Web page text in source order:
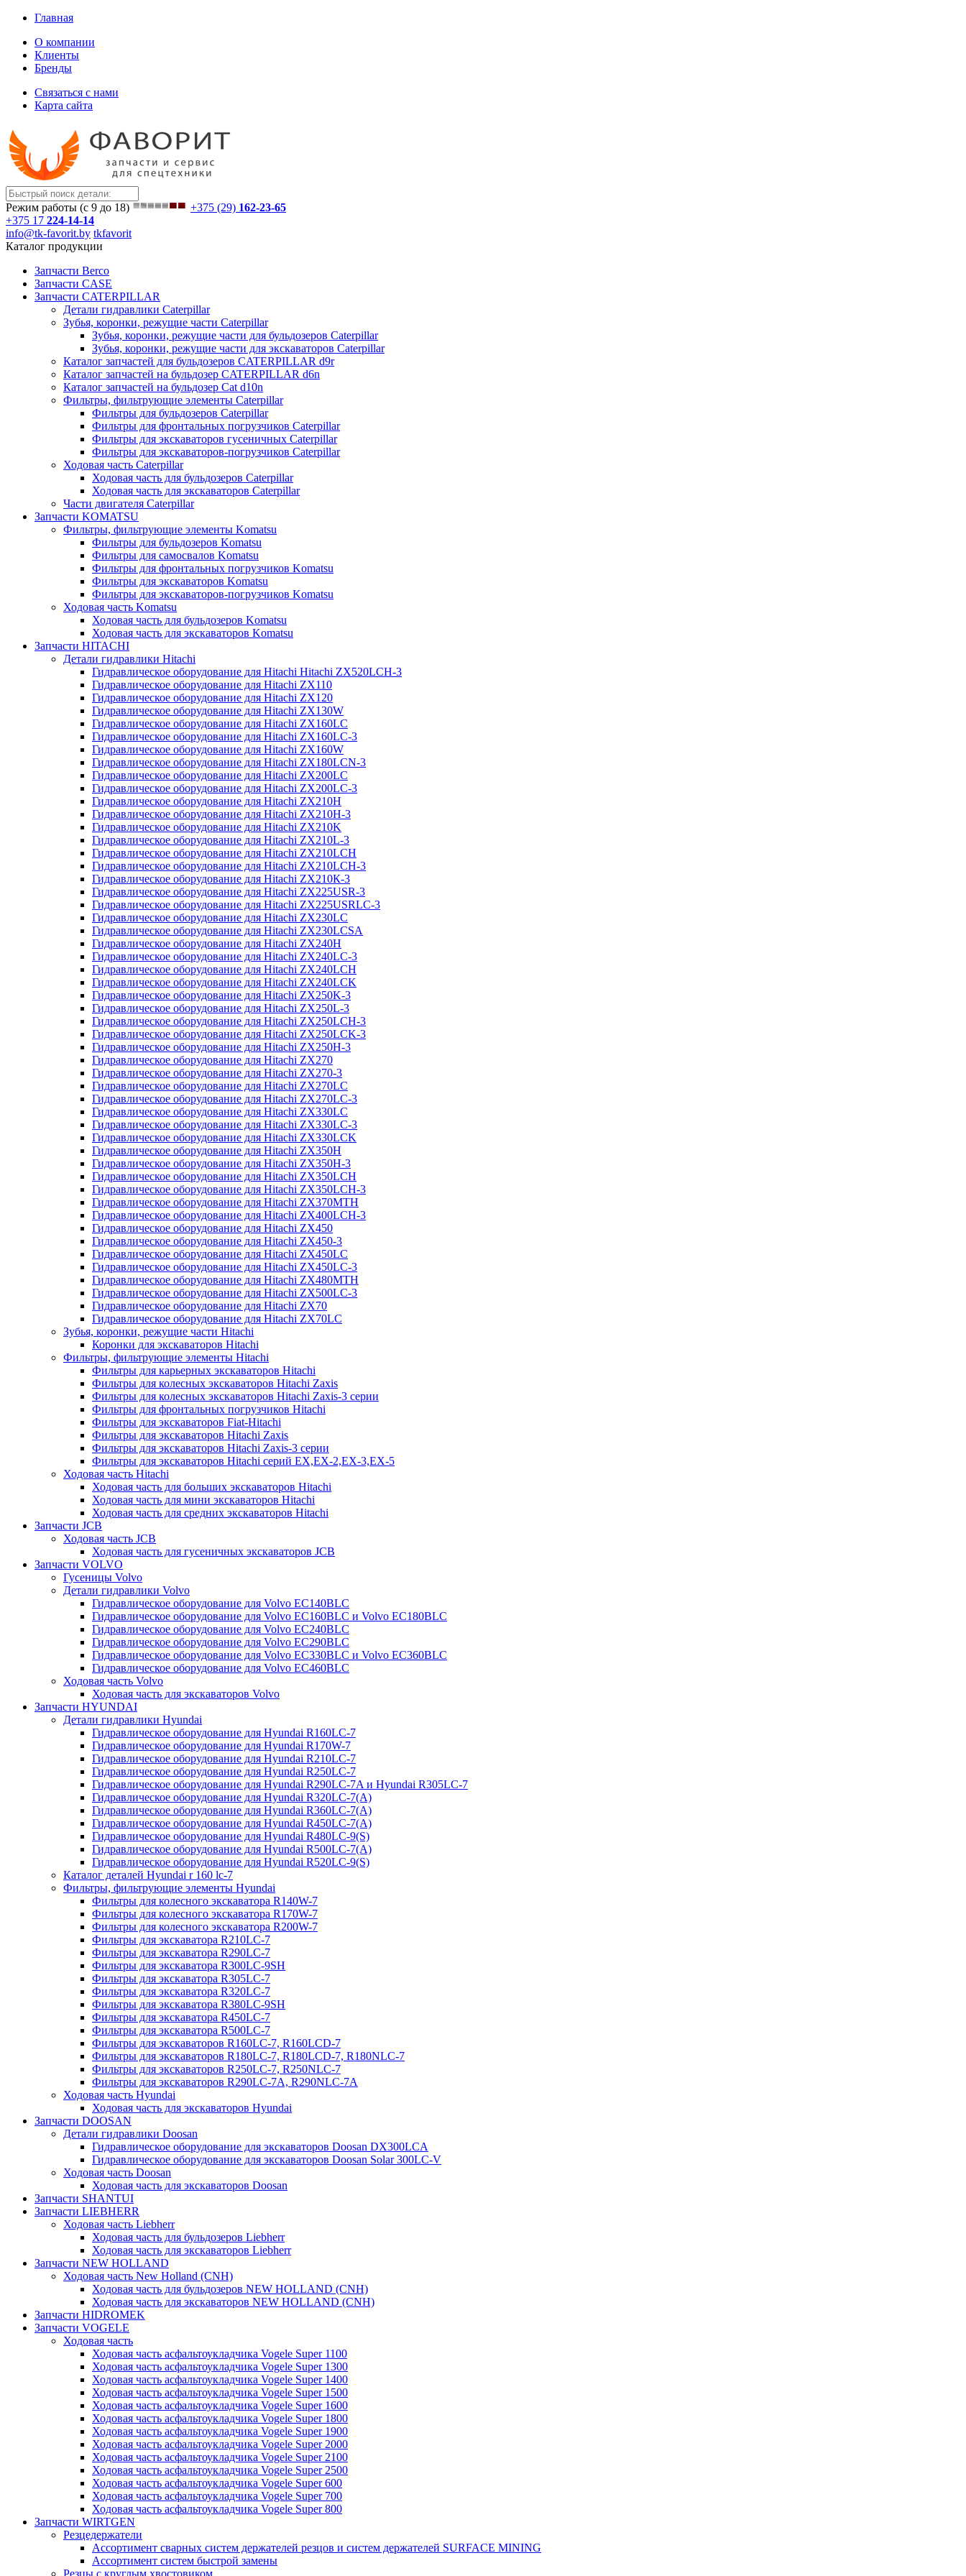
Главная
О компании
Клиенты
Бренды
Связаться с нами
Карта сайта
Режим работы (с 9 до 18) +375 (29) 162-23-65
+375 17 224-14-14
info@tk-favorit.by tkfavorit
Каталог продукции
Запчасти Berco
Запчасти CASE
Запчасти CATERPILLAR
Детали гидравлики Caterpillar
Зубья, коронки, режущие части Caterpillar
Зубья, коронки, режущие части для бульдозеров Caterpillar
Зубья, коронки, режущие части для экскаваторов Caterpillar
Каталог запчастей для бульдозеров CATERPILLAR d9r
Каталог запчастей на бульдозер CATERPILLAR d6n
Каталог запчастей на бульдозер Сat d10n
Фильтры, фильтрующие элементы Caterpillar
Фильтры для бульдозеров Caterpillar
Фильтры для фронтальных погрузчиков Caterpillar
Фильтры для экскаваторов гусеничных Caterpillar
Фильтры для экскаваторов-погрузчиков Caterpillar
Ходовая часть Caterpillar
Ходовая часть для бульдозеров Caterpillar
Ходовая часть для экскаваторов Caterpillar
Части двигателя Caterpillar
Запчасти KOMATSU
Фильтры, фильтрующие элементы Komatsu
Фильтры для бульдозеров Komatsu
Фильтры для самосвалов Komatsu
Фильтры для фронтальных погрузчиков Komatsu
Фильтры для экскаваторов Komatsu
Фильтры для экскаваторов-погрузчиков Komatsu
Ходовая часть Komatsu
Ходовая часть для бульдозеров Komatsu
Ходовая часть для экскаваторов Komatsu
Запчасти HITACHI
Детали гидравлики Hitachi
Гидравлическое оборудование для Hitachi Hitachi ZX520LCH-3
Гидравлическое оборудование для Hitachi ZX110
Гидравлическое оборудование для Hitachi ZX120
Гидравлическое оборудование для Hitachi ZX130W
Гидравлическое оборудование для Hitachi ZX160LC
Гидравлическое оборудование для Hitachi ZX160LC-3
Гидравлическое оборудование для Hitachi ZX160W
Гидравлическое оборудование для Hitachi ZX180LCN-3
Гидравлическое оборудование для Hitachi ZX200LC
Гидравлическое оборудование для Hitachi ZX200LC-3
Гидравлическое оборудование для Hitachi ZX210H
Гидравлическое оборудование для Hitachi ZX210H-3
Гидравлическое оборудование для Hitachi ZX210K
Гидравлическое оборудование для Hitachi ZX210L-3
Гидравлическое оборудование для Hitachi ZX210LCH
Гидравлическое оборудование для Hitachi ZX210LCH-3
Гидравлическое оборудование для Hitachi ZX210К-3
Гидравлическое оборудование для Hitachi ZX225USR-3
Гидравлическое оборудование для Hitachi ZX225USRLC-3
Гидравлическое оборудование для Hitachi ZX230LC
Гидравлическое оборудование для Hitachi ZX230LCSA
Гидравлическое оборудование для Hitachi ZX240H
Гидравлическое оборудование для Hitachi ZX240LC-3
Гидравлическое оборудование для Hitachi ZX240LCH
Гидравлическое оборудование для Hitachi ZX240LCK
Гидравлическое оборудование для Hitachi ZX250K-3
Гидравлическое оборудование для Hitachi ZX250L-3
Гидравлическое оборудование для Hitachi ZX250LCH-3
Гидравлическое оборудование для Hitachi ZX250LCK-3
Гидравлическое оборудование для Hitachi ZX250Н-3
Гидравлическое оборудование для Hitachi ZX270
Гидравлическое оборудование для Hitachi ZX270-3
Гидравлическое оборудование для Hitachi ZX270LC
Гидравлическое оборудование для Hitachi ZX270LC-3
Гидравлическое оборудование для Hitachi ZX330LC
Гидравлическое оборудование для Hitachi ZX330LC-3
Гидравлическое оборудование для Hitachi ZX330LCK
Гидравлическое оборудование для Hitachi ZX350H
Гидравлическое оборудование для Hitachi ZX350H-3
Гидравлическое оборудование для Hitachi ZX350LCH
Гидравлическое оборудование для Hitachi ZX350LCH-3
Гидравлическое оборудование для Hitachi ZX370MTH
Гидравлическое оборудование для Hitachi ZX400LCH-3
Гидравлическое оборудование для Hitachi ZX450
Гидравлическое оборудование для Hitachi ZX450-3
Гидравлическое оборудование для Hitachi ZX450LC
Гидравлическое оборудование для Hitachi ZX450LC-3
Гидравлическое оборудование для Hitachi ZX480MTH
Гидравлическое оборудование для Hitachi ZX500LC-3
Гидравлическое оборудование для Hitachi ZX70
Гидравлическое оборудование для Hitachi ZX70LC
Зубья, коронки, режущие части Hitachi
Коронки для экскаваторов Hitachi
Фильтры, фильтрующие элементы Hitachi
Фильтры для карьерных экскаваторов Hitachi
Фильтры для колесных экскаваторов Hitachi Zaxis
Фильтры для колесных экскаваторов Hitachi Zaxis-3 серии
Фильтры для фронтальных погрузчиков Hitachi
Фильтры для экскаваторов Fiat-Hitachi
Фильтры для экскаваторов Hitachi Zaxis
Фильтры для экскаваторов Hitachi Zaxis-3 серии
Фильтры для экскаваторов Hitachi серий EX,EX-2,EX-3,EX-5
Ходовая часть Hitachi
Ходовая часть для больших экскаваторов Hitachi
Ходовая часть для мини экскаваторов Hitachi
Ходовая часть для средних экскаваторов Hitachi
Запчасти JCB
Ходовая часть JCB
Ходовая часть для гусеничных экскаваторов JCB
Запчасти VOLVO
Гусеницы Volvo
Детали гидравлики Volvo
Гидравлическое оборудование для Volvo EC140BLC
Гидравлическое оборудование для Volvo EC160BLC и Volvo EC180BLC
Гидравлическое оборудование для Volvo EC240BLC
Гидравлическое оборудование для Volvo EC290BLC
Гидравлическое оборудование для Volvo EC330BLC и Volvo EC360BLC
Гидравлическое оборудование для Volvo EC460BLC
Ходовая часть Volvo
Ходовая часть для экскаваторов Volvo
Запчасти HYUNDAI
Детали гидравлики Hyundai
Гидравлическое оборудование для Hyundai R160LC-7
Гидравлическое оборудование для Hyundai R170W-7
Гидравлическое оборудование для Hyundai R210LC-7
Гидравлическое оборудование для Hyundai R250LC-7
Гидравлическое оборудование для Hyundai R290LC-7A и Hyundai R305LC-7
Гидравлическое оборудование для Hyundai R320LC-7(A)
Гидравлическое оборудование для Hyundai R360LC-7(A)
Гидравлическое оборудование для Hyundai R450LC-7(A)
Гидравлическое оборудование для Hyundai R480LC-9(S)
Гидравлическое оборудование для Hyundai R500LC-7(A)
Гидравлическое оборудование для Hyundai R520LC-9(S)
Каталог деталей Hyundai r 160 lc-7
Фильтры, фильтрующие элементы Hyundai
Фильтры для колесного экскаватора R140W-7
Фильтры для колесного экскаватора R170W-7
Фильтры для колесного экскаватора R200W-7
Фильтры для экскаватора R210LC-7
Фильтры для экскаватора R290LC-7
Фильтры для экскаватора R300LC-9SH
Фильтры для экскаватора R305LC-7
Фильтры для экскаватора R320LC-7
Фильтры для экскаватора R380LC-9SH
Фильтры для экскаватора R450LC-7
Фильтры для экскаватора R500LC-7
Фильтры для экскаваторов R160LC-7, R160LCD-7
Фильтры для экскаваторов R180LC-7, R180LCD-7, R180NLC-7
Фильтры для экскаваторов R250LC-7, R250NLC-7
Фильтры для экскаваторов R290LC-7A, R290NLC-7A
Ходовая часть Hyundai
Ходовая часть для экскаваторов Hyundai
Запчасти DOOSAN
Детали гидравлики Doosan
Гидравлическое оборудование для экскаваторов Doosan DX300LCA
Гидравлическое оборудование для экскаваторов Doosan Solar 300LC-V
Ходовая часть Doosan
Ходовая часть для экскаваторов Doosan
Запчасти SHANTUI
Запчасти LIEBHERR
Ходовая часть Liebherr
Ходовая часть для бульдозеров Liebherr
Ходовая часть для экскаваторов Liebherr
Запчасти NEW HOLLAND
Ходовая часть New Holland (CNH)
Ходовая часть для бульдозеров NEW HOLLAND (CNH)
Ходовая часть для экскаваторов NEW HOLLAND (CNH)
Запчасти HIDROMEK
Запчасти VOGELE
Ходовая часть
Ходовая часть асфальтоукладчика Vogele Super 1100
Ходовая часть асфальтоукладчика Vogele Super 1300
Ходовая часть асфальтоукладчика Vogele Super 1400
Ходовая часть асфальтоукладчика Vogele Super 1500
Ходовая часть асфальтоукладчика Vogele Super 1600
Ходовая часть асфальтоукладчика Vogele Super 1800
Ходовая часть асфальтоукладчика Vogele Super 1900
Ходовая часть асфальтоукладчика Vogele Super 2000
Ходовая часть асфальтоукладчика Vogele Super 2100
Ходовая часть асфальтоукладчика Vogele Super 2500
Ходовая часть асфальтоукладчика Vogele Super 600
Ходовая часть асфальтоукладчика Vogele Super 700
Ходовая часть асфальтоукладчика Vogele Super 800
Запчасти WIRTGEN
Резцедержатели
Ассортимент сварных систем держателей резцов и систем держателей SURFACE MINING
Ассортимент систем быстрой замены
Резцы с круглым хвостовиком